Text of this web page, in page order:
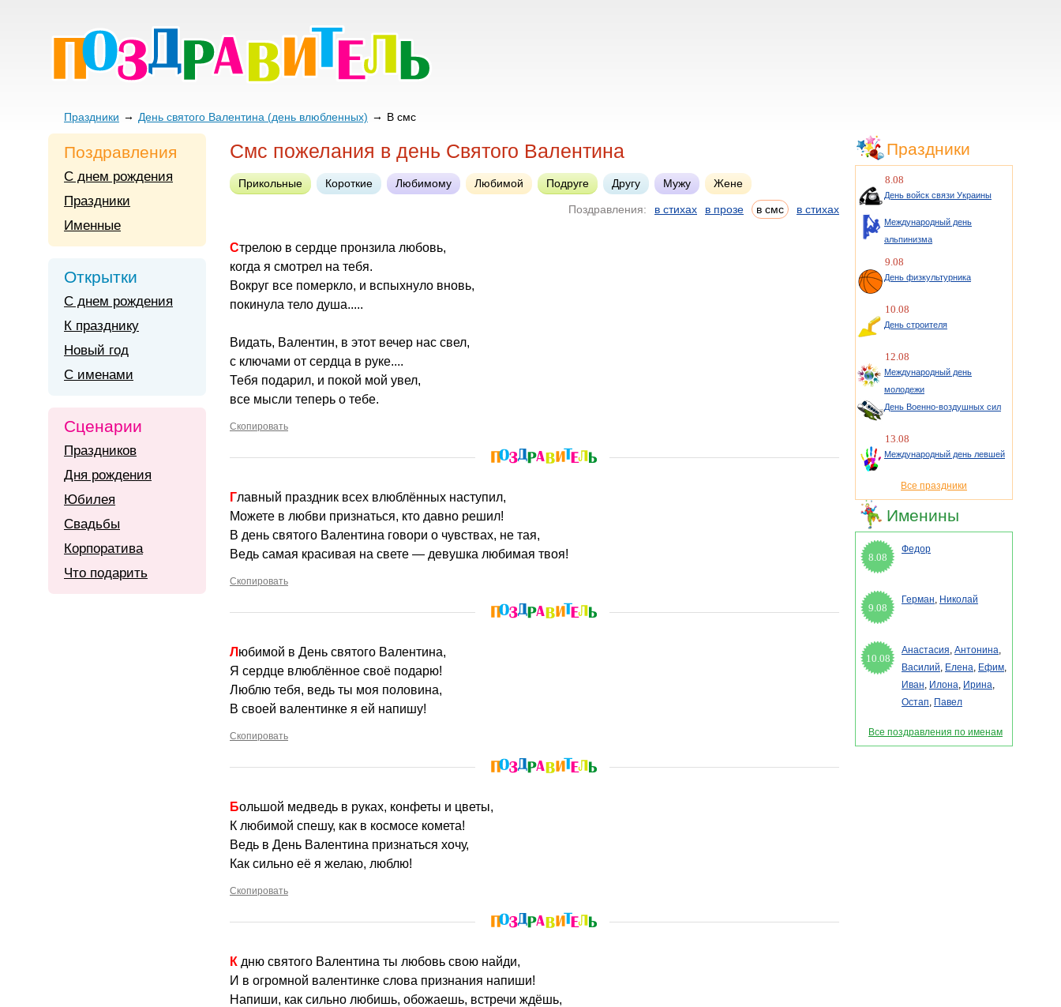
Праздники День святого Валентина (день влюбленных) В смс
Смс пожелания в день Святого Валентина
Прикольные Короткие Любимому Любимой Подруге Другу Мужу Жене
Поздравления: в стихах в прозе в смс в стихах
Стрелою в сердце пронзила любовь,
когда я смотрел на тебя.
Вокруг все померкло, и вспыхнуло вновь,
покинула тело душа.....
Видать, Валентин, в этот вечер нас свел,
с ключами от сердца в руке....
Тебя подарил, и покой мой увел,
все мысли теперь о тебе.
Скопировать
Главный праздник всех влюблённых наступил,
Можете в любви признаться, кто давно решил!
В день святого Валентина говори о чувствах, не тая,
Ведь самая красивая на свете — девушка любимая твоя!
Скопировать
Любимой в День святого Валентина,
Я сердце влюблённое своё подарю!
Люблю тебя, ведь ты моя половина,
В своей валентинке я ей напишу!
Скопировать
Большой медведь в руках, конфеты и цветы,
К любимой спешу, как в космосе комета!
Ведь в День Валентина признаться хочу,
Как сильно её я желаю, люблю!
Скопировать
К дню святого Валентина ты любовь свою найди,
И в огромной валентинке слова признания напиши!
Напиши, как сильно любишь, обожаешь, встречи ждёшь,
Поздравления
С днем рождения
Праздники
Именные
Открытки
С днем рождения
К празднику
Новый год
С именами
Сценарии
Праздников
Дня рождения
Юбилея
Свадьбы
Корпоратива
Что подарить
Праздники
8.08
День войск связи Украины
Международный день
альпинизма
9.08
День физкультурника
10.08
День строителя
12.08
Международный день
молодежи
День Военно-воздушных сил
13.08
Международный день левшей
Все праздники
Именины
8.08
Федор
9.08
Герман, Николай
10.08
Анастасия, Антонина,
Василий, Елена, Ефим,
Иван, Илона, Ирина,
Остап, Павел
Все поздравления по именам